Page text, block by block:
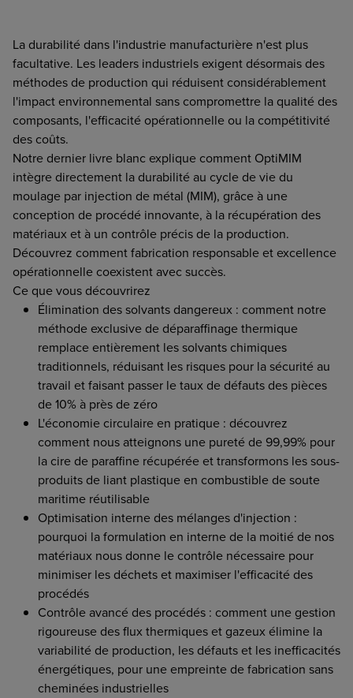
La durabilité dans l'industrie manufacturière n'est plus
facultative. Les leaders industriels exigent désormais des
méthodes de production qui réduisent considérablement
l'impact environnemental sans compromettre la qualité des
composants, l'efficacité opérationnelle ou la compétitivité
des coûts.
Notre dernier livre blanc explique comment OptiMIM
intègre directement la durabilité au cycle de vie du
moulage par injection de métal (MIM), grâce à une
conception de procédé innovante, à la récupération des
matériaux et à un contrôle précis de la production.
Découvrez comment fabrication responsable et excellence
opérationnelle coexistent avec succès.
Ce que vous découvrirez
Élimination des solvants dangereux : comment notre
méthode exclusive de déparaffinage thermique
remplace entièrement les solvants chimiques
traditionnels, réduisant les risques pour la sécurité au
travail et faisant passer le taux de défauts des pièces
de 10% à près de zéro
L'économie circulaire en pratique : découvrez
comment nous atteignons une pureté de 99,99% pour
la cire de paraffine récupérée et transformons les sous-
produits de liant plastique en combustible de soute
maritime réutilisable
Optimisation interne des mélanges d'injection :
pourquoi la formulation en interne de la moitié de nos
matériaux nous donne le contrôle nécessaire pour
minimiser les déchets et maximiser l'efficacité des
procédés
Contrôle avancé des procédés : comment une gestion
rigoureuse des flux thermiques et gazeux élimine la
variabilité de production, les défauts et les inefficacités
énergétiques, pour une empreinte de fabrication sans
cheminées industrielles